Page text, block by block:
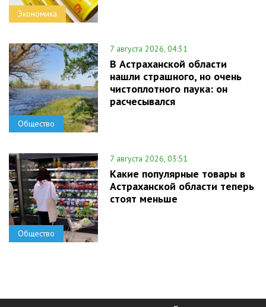
Экономика
Общество
7 августа 2026, 04:31
В Астраханской области
нашли страшного, но очень
чистоплотного паука: он
расчесывался
Общество
7 августа 2026, 03:51
Какие популярные товары в
Астраханской области теперь
стоят меньше